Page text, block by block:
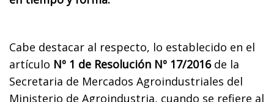
Cabe destacar al respecto, lo establecido en el
artículo Nº 1 de Resolución Nº 17/2016de la
Secretaria de Mercados Agroindustriales del
Ministerio de Agroindustria, cuando se refiere al